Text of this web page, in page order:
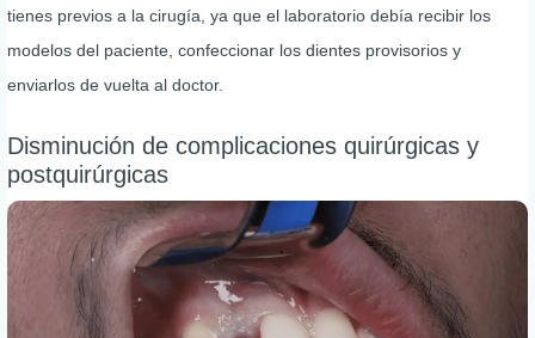
tienes previos a la cirugía, ya que el laboratorio debía recibir los
modelos del paciente, confeccionar los dientes provisorios y
enviarlos de vuelta al doctor.
Disminución de complicaciones quirúrgicas y
postquirúrgicas